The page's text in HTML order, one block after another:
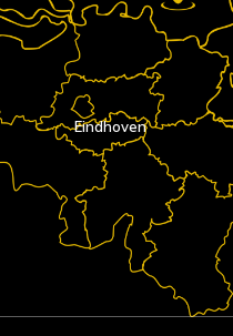
Eindhoven